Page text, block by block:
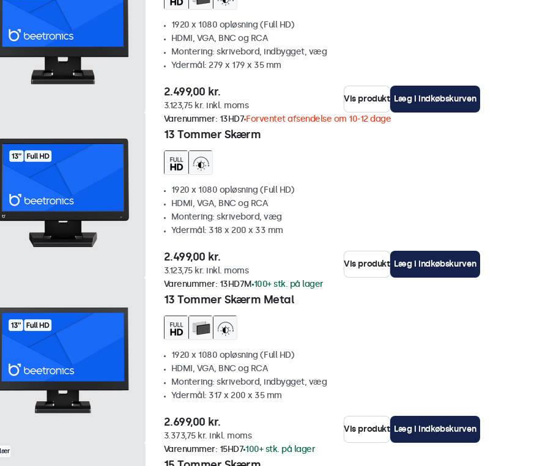
1920 x 1080 opløsning (Full HD)
HDMI, VGA, BNC og RCA
Montering: skrivebord, indbygget, væg
Ydermål: 279 x 179 x 35 mm
2.499,00 kr.
3.123,75 kr. inkl. moms
Vis produkt Læg i indkøbskurven
13 Tommer Skærm
Varenummer: 13HD7 Forventet afsendelse om 10-12 dage
1920 x 1080 opløsning (Full HD)
HDMI, VGA, BNC og RCA
Montering: skrivebord, væg
Ydermål: 318 x 200 x 33 mm
2.499,00 kr.
3.123,75 kr. inkl. moms
Vis produkt Læg i indkøbskurven
13 Tommer Skærm Metal
Varenummer: 13HD7M 100+ stk. på lager
1920 x 1080 opløsning (Full HD)
HDMI, VGA, BNC og RCA
Montering: skrivebord, indbygget, væg
Ydermål: 317 x 200 x 35 mm
2.699,00 kr.
3.373,75 kr. inkl. moms
Vis produkt Læg i indkøbskurven
Varenummer: 15HD7 100+ stk. på lager